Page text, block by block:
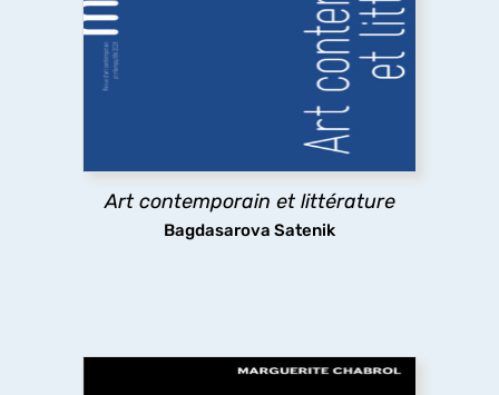
Art contemporain et littérature
Bagdasarova Satenik
Quelles sont les relations entre art contemporain
et littérature ? A travers des exemples allant des
emprunts littéraires à des œuvres plastiques
jusqu’à l’usage par l’art contemporain de textes
explore les pratiques
découvrir